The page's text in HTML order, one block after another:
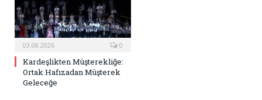
03.08.2026 0
Kardeşlikten Müşterekliğe:
Ortak Hafızadan Müşterek
Geleceğe